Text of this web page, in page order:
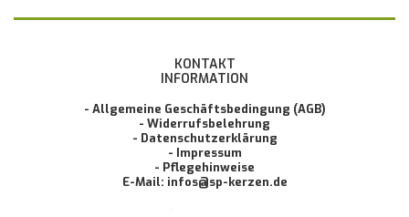
KONTAKT
INFORMATION
- Allgemeine Geschäftsbedingung (AGB)
- Widerrufsbelehrung
- Datenschutzerklärung
- Impressum
- Pflegehinweise
E-Mail: infos@sp-kerzen.de